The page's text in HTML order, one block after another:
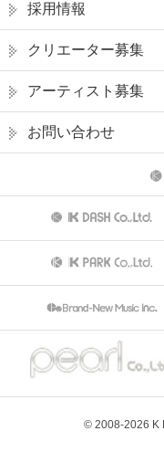
採用情報
クリエーター募集
アーティスト募集
お問い合わせ
© 2008-2026 K